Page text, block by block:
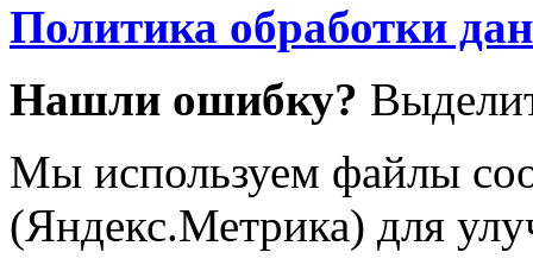
Политика обработки
Нашли ошибку?
Мы используем файлы
(Яндекс.Метрика) для